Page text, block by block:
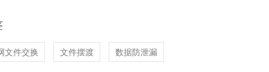
文件交换 文件摆渡 数据防泄漏